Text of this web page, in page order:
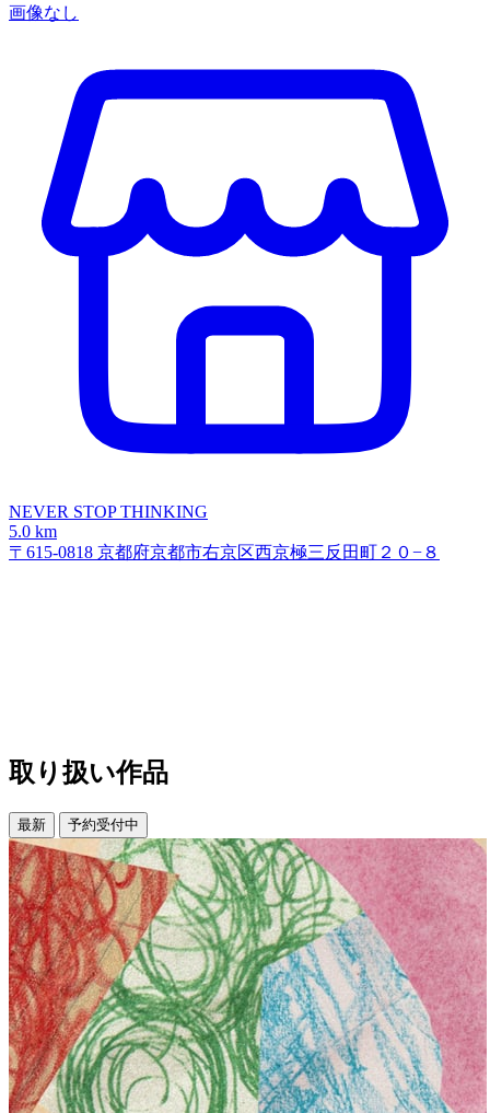
画像なし
NEVER STOP THINKING
5.0 km
〒615-0818 京都府京都市右京区西京極三反田町２０−８
取り扱い作品
最新 予約受付中